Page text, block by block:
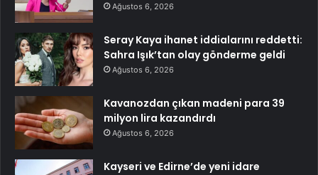
Ağustos 6, 2026
Seray Kaya ihanet iddialarını reddetti:
Sahra Işık’tan olay gönderme geldi
Ağustos 6, 2026
Kavanozdan çıkan madeni para 39
milyon lira kazandırdı
Ağustos 6, 2026
Kayseri ve Edirne’de yeni idare